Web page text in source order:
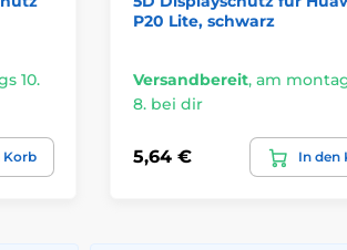
10.
Korb
P20 Lite, schwarz
Versandbereit, am
8. bei dir
5,64 € In den